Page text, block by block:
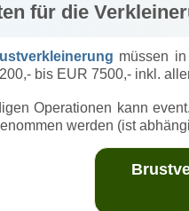
für die
müssen
bis EUR 7500,- inkl.
Operationen kann
werden (ist